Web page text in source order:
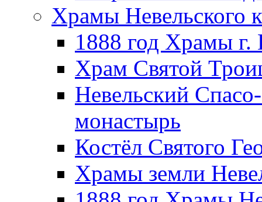
Храмы Невельского
1888 год Храмы г.
Храм Святой
Невельский
монастырь
Костёл Святого
Храмы земли